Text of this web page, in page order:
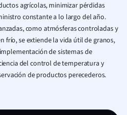
agrícolas, minimizar pérdidas
constante a lo largo del año.
como atmósferas controladas y
frío, se extiende la vida útil de granos,
de sistemas de
del control de temperatura y
de productos perecederos.